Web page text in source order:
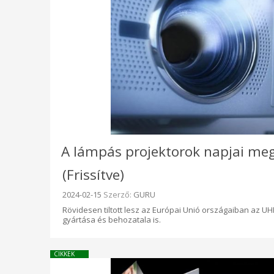
A lámpás projektorok napjai
(Frissítve)
Beküldve:
2024-02-15 Szerző: GURU
Rövidesen tiltott lesz az Európai Unió országaiban az
gyártása és behozatala is.
CIKKEK